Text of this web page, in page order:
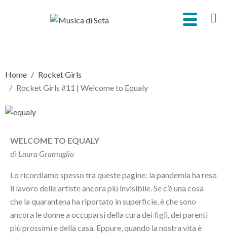
Home
Rocket Girls
Rocket Girls #11 | Welcome to Equaly
WELCOME TO EQUALY
di Laura Gramuglia
Lo ricordiamo spesso tra queste pagine: la pandemia ha reso
il lavoro delle artiste ancora più invisibile. Se c’è una cosa
che la quarantena ha riportato in superficie, è che sono
ancora le donne a occuparsi della cura dei figli, dei parenti
più prossimi e della casa. Eppure, quando la nostra vita è